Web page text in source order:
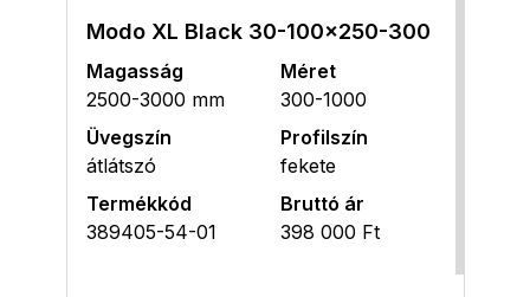
Modo XL Black 30-100x250-300
Magasság
2500-3000 mm
Méret
300-1000
Üvegszín
átlátszó
Profilszín
fekete
Termékkód
389405-54-01
Bruttó ár
398 000 Ft